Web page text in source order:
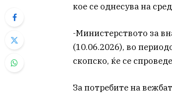
кое се однесува на
-Министерството за
(10.06.2026), во
скопско, ќе се
За потребите на